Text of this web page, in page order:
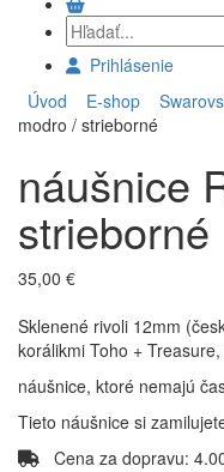
Prihlásenie
Úvod
E-shop
modro / strieborné
náušnice
strieborné
35,00 €
Sklenené rivoli 12mm
korálikmi Toho +
náušnice, ktoré nemajú
Tieto náušnice si
Cena za dopravu: